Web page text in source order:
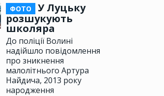
ФОТО
У Луцьку
розшукують
школяра
До поліції Волині
надійшло повідомлення
про зникнення
малолітнього Артура
Найдича, 2013 року
народження